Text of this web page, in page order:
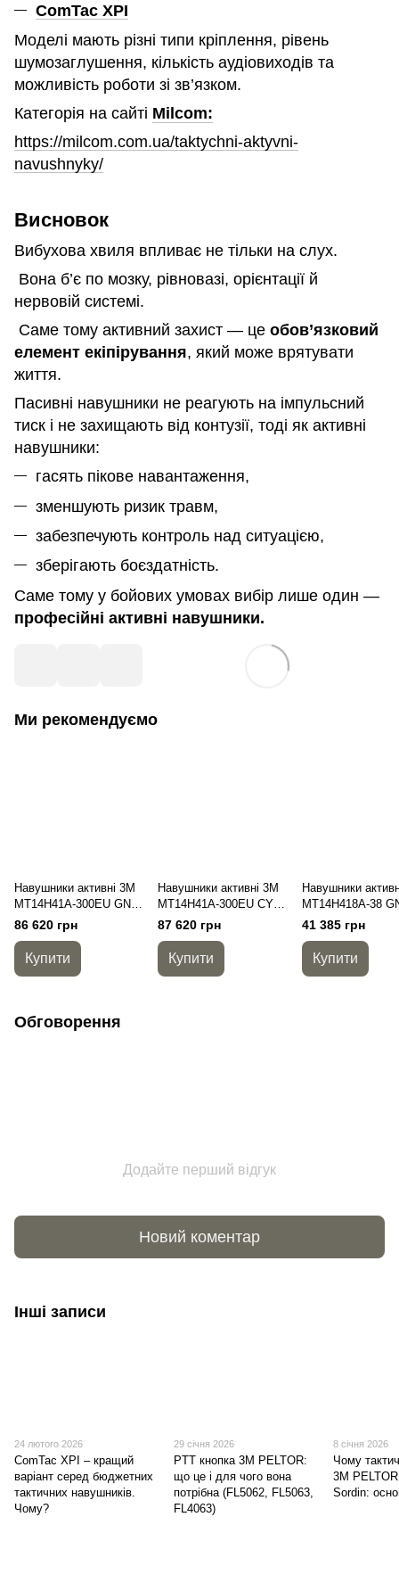
ComTac XPI
Моделі мають різні типи кріплення, рівень
шумозаглушення, кількість аудіовиходів та
можливість роботи зі зв’язком.
Категорія на сайті Milcom:
https://milcom.com.ua/taktychni-aktyvni-
navushnyky/
Висновок
Вибухова хвиля впливає не тільки на слух.
Вона б’є по мозку, рівновазі, орієнтації й
нервовій системі.
Саме тому активний захист — це обов’язковий
елемент екіпірування, який може врятувати
життя.
Пасивні навушники не реагують на імпульсний
тиск і не захищають від контузії, тоді як активні
навушники:
гасять пікове навантаження,
зменшують ризик травм,
забезпечують контроль над ситуацією,
зберігають боєздатність.
Саме тому у бойових умовах вибір лише один —
професійні активні навушники.
Ми рекомендуємо
Навушники активні 3M
MT14H41A-300EU GN
PELTOR™ ComTac VII
NFMI, NIB, вертикальні
86 620 грн
Купити
Навушники активні 3M
MT14H41A-300EU CY
PELTOR™ ComTac VII,
coyote brown,
вертикальні
87 620 грн
Купити
Навушники
MT14H418A-38
PELTOR™
VIII, зелені, 4-
(вихід PELTOR)
41 385 грн
Купити
Обговорення
Додайте перший відгук
Новий коментар
Інші записи
24 лютого 2026
ComTac XPI – кращий
варіант серед бюджетних
тактичних навушників.
Чому?
29 січня 2026
PTT кнопка 3M PELTOR:
що це і для чого вона
потрібна (FL5062, FL5063,
FL4063)
8 січня 2026
Чому
3M
Sordin: